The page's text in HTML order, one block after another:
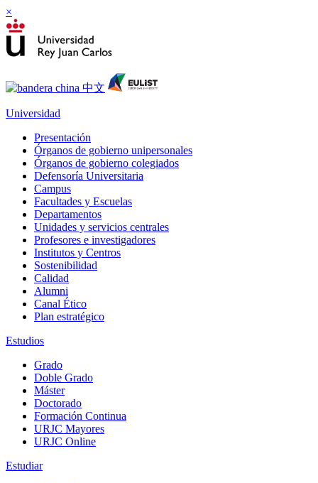
×
Universidad
Presentación
Órganos de gobierno unipersonales
Órganos de gobierno colegiados
Defensoría Universitaria
Campus
Facultades y Escuelas
Departamentos
Unidades y servicios centrales
Profesores e investigadores
Institutos y Centros
Sostenibilidad
Calidad
Alumni
Canal Ético
Plan estratégico
Estudios
Grado
Doble Grado
Máster
Doctorado
Formación Continua
URJC Mayores
URJC Online
Estudiar